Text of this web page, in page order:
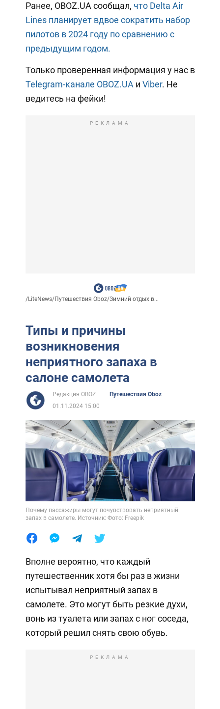
Ранее, OBOZ.UA сообщал, что Delta Air
Lines планирует вдвое сократить набор
пилотов в 2024 году по сравнению с
предыдущим годом.
Только проверенная информация у нас в
Telegram-канале OBOZ.UA и Viber. Не
ведитесь на фейки!
РЕКЛАМА
/LiteNews/Путешествия Oboz/Зимний отдых в...
Типы и причины
возникновения
неприятного запаха в
салоне самолета
Редакция OBOZ
Путешествия Oboz
01.11.2024 15:00
Почему пассажиры могут почувствовать неприятный
запах в самолете. Источник: Фото: Freepik
Вполне вероятно, что каждый
путешественник хотя бы раз в жизни
испытывал неприятный запах в
самолете. Это могут быть резкие духи,
вонь из туалета или запах с ног соседа,
который решил снять свою обувь.
РЕКЛАМА